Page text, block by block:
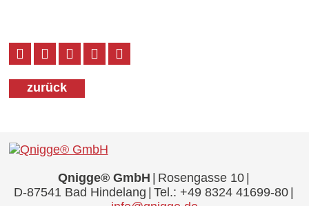
zurück
Qnigge® GmbH
Rosengasse 10
D-87541 Bad Hindelang Tel.: +49 8324 41699-80